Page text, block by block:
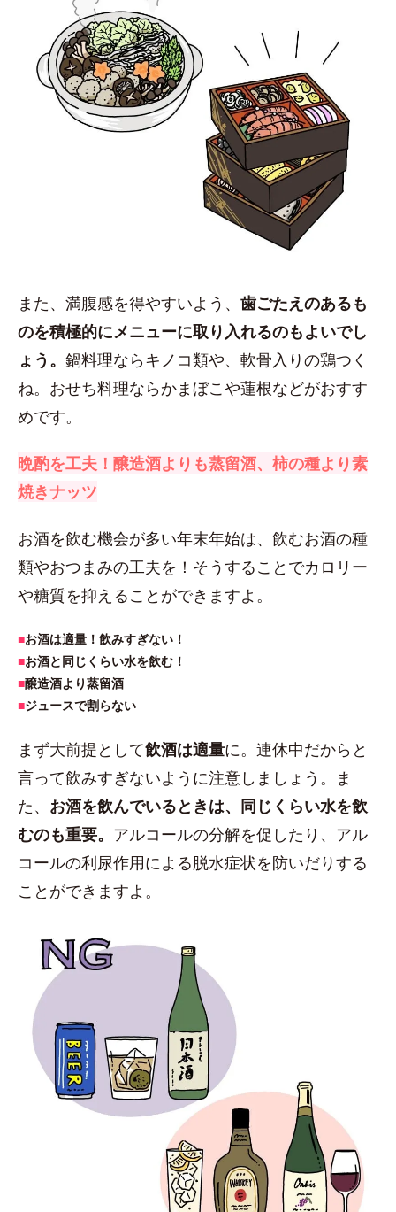
また、満腹感を得やすいよう、 歯ごたえのあるも
のを積極的にメニューに取り入れるのもよいでし
ょう。 鍋料理ならキノコ類や、軟骨入りの鶏つく
ね。おせち料理ならかまぼこや蓮根などがおすす
めです。
晩酌を工夫！醸造酒よりも蒸留酒、柿の種より素
焼きナッツ
お酒を飲む機会が多い年末年始は、飲むお酒の種
類やおつまみの工夫を！そうすることでカロリー
や糖質を抑えることができますよ。
■お酒は適量！飲みすぎない！
■お酒と同じくらい水を飲む！
■醸造酒より蒸留酒
■ジュースで割らない
まず大前提として飲酒は適量に。連休中だからと
言って飲みすぎないように注意しましょう。ま
た、 お酒を飲んでいるときは、同じくらい水を飲
むのも重要。 アルコールの分解を促したり、アル
コールの利尿作用による脱水症状を防いだりする
ことができますよ。